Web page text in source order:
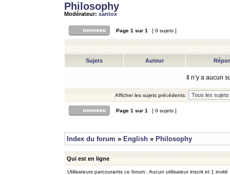
Philosophy
Modérateur: xantox
Page 1 sur 1 [ 0 sujets ]
Sujets Auteur
Il n’y a aucun
Afficher les sujets précédents:
Page 1 sur 1 [ 0 sujets ]
Index du forum » English » Philosophy
Qui est en ligne
Utilisateurs parcourants ce forum : Aucun utilisateur inscrit et 1 invité